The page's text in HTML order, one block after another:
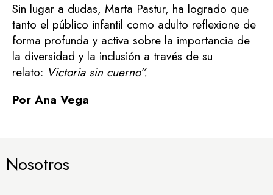
Sin lugar a dudas, Marta Pastur, ha logrado que
tanto el público infantil como adulto reflexione de
forma profunda y activa sobre la importancia de
la diversidad y la inclusión a través de su
relato: Victoria sin cuerno”.
Por Ana Vega
Nosotros